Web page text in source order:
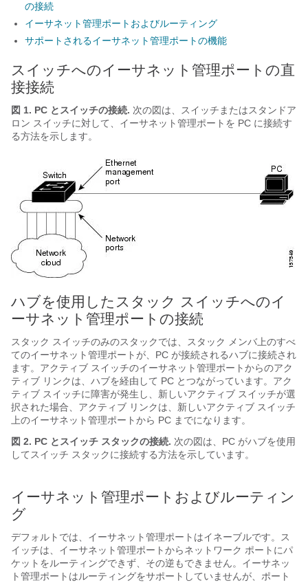
の接続
イーサネット管理ポートおよびルーティング
サポートされるイーサネット管理ポートの機能
スイッチへのイーサネット管理ポートの直
接接続
図 1. PC とスイッチの接続. 次の図は、 スイッチ またはスタンドア
ロン スイッチに対して、イーサネット管理ポートを PC に接続す
る方法を示します。
ハブを使用したスタック スイッチへのイ
ーサネット管理ポートの接続
スタック スイッチのみのスタックでは、スタック メンバ上のすべ
てのイーサネット管理ポートが、PC が接続されるハブに接続され
ます。 アクティブ スイッチのイーサネット管理ポートからのアク
ティブ リンクは、ハブを経由して PC とつながっています。アク
ティブ スイッチに障害が発生し、新しいアクティブ スイッチが選
択された場合、アクティブ リンクは、新しいアクティブ スイッチ
上のイーサネット管理ポートから PC までになります。
図 2. PC と スイッチ スタックの接続. 次の図は、PC がハブを使用
して スイッチ スタックに接続する方法を示しています。
イーサネット管理ポートおよびルーティン
グ
デフォルトでは、イーサネット管理ポートはイネーブルです。
ス
イッチは、イーサネット管理ポートからネットワーク ポートにパ
ケットをルーティングできず、その逆もできません。イーサネッ
ト管理ポートはルーティングをサポートしていませんが、ポート